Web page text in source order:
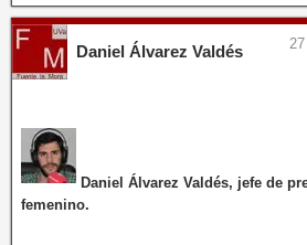
Daniel Álvarez Valdés
Daniel Álvarez Valdés, jefe de
femenino.